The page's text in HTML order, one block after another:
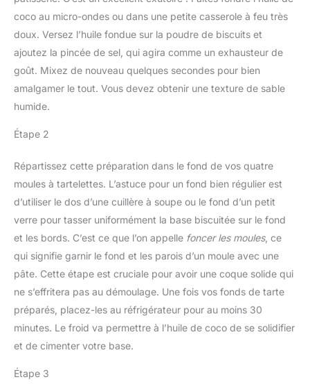
coco au micro-ondes ou dans une petite casserole à feu très
doux. Versez l’huile fondue sur la poudre de biscuits et
ajoutez la pincée de sel, qui agira comme un exhausteur de
goût. Mixez de nouveau quelques secondes pour bien
amalgamer le tout. Vous devez obtenir une texture de sable
humide.
Étape 2
Répartissez cette préparation dans le fond de vos quatre
moules à tartelettes. L’astuce pour un fond bien régulier est
d’utiliser le dos d’une cuillère à soupe ou le fond d’un petit
verre pour tasser uniformément la base biscuitée sur le fond
et les bords. C’est ce que l’on appelle foncer les moules, ce
qui signifie garnir le fond et les parois d’un moule avec une
pâte. Cette étape est cruciale pour avoir une coque solide qui
ne s’effritera pas au démoulage. Une fois vos fonds de tarte
préparés, placez-les au réfrigérateur pour au moins 30
minutes. Le froid va permettre à l’huile de coco de se solidifier
et de cimenter votre base.
Étape 3